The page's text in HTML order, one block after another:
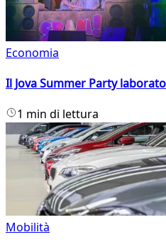
Economia
Il Jova Summer Party
1 min di lettura
Mobilità